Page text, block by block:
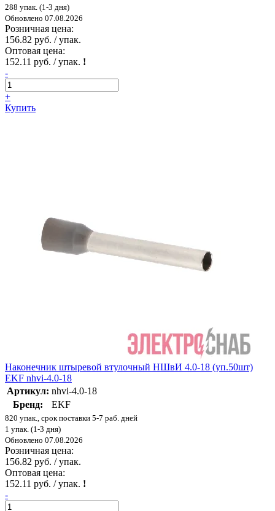
288 упак. (1-3 дня)
Обновлено 07.08.2026
Розничная цена:
156.82 руб. / упак.
Оптовая цена:
152.11 руб. / упак. !
-
+
Купить
Наконечник штыревой втулочный НШвИ 4.0-18 (уп.50шт)
EKF nhvi-4.0-18
Артикул: nhvi-4.0-18
Бренд:
EKF
820 упак., срок поставки 5-7 раб. дней
1 упак. (1-3 дня)
Обновлено 07.08.2026
Розничная цена:
156.82 руб. / упак.
Оптовая цена:
152.11 руб. / упак. !
-